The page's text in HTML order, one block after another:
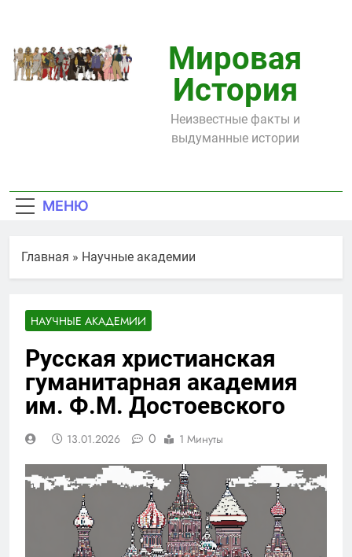
содержимому
Мировая
История
Неизвестные факты и
выдуманные истории
МЕНЮ
Главная » Научные академии
НАУЧНЫЕ АКАДЕМИИ
Русская христианская
гуманитарная академия
им. Ф.М. Достоевского
13.01.2026 0 1 Минуты